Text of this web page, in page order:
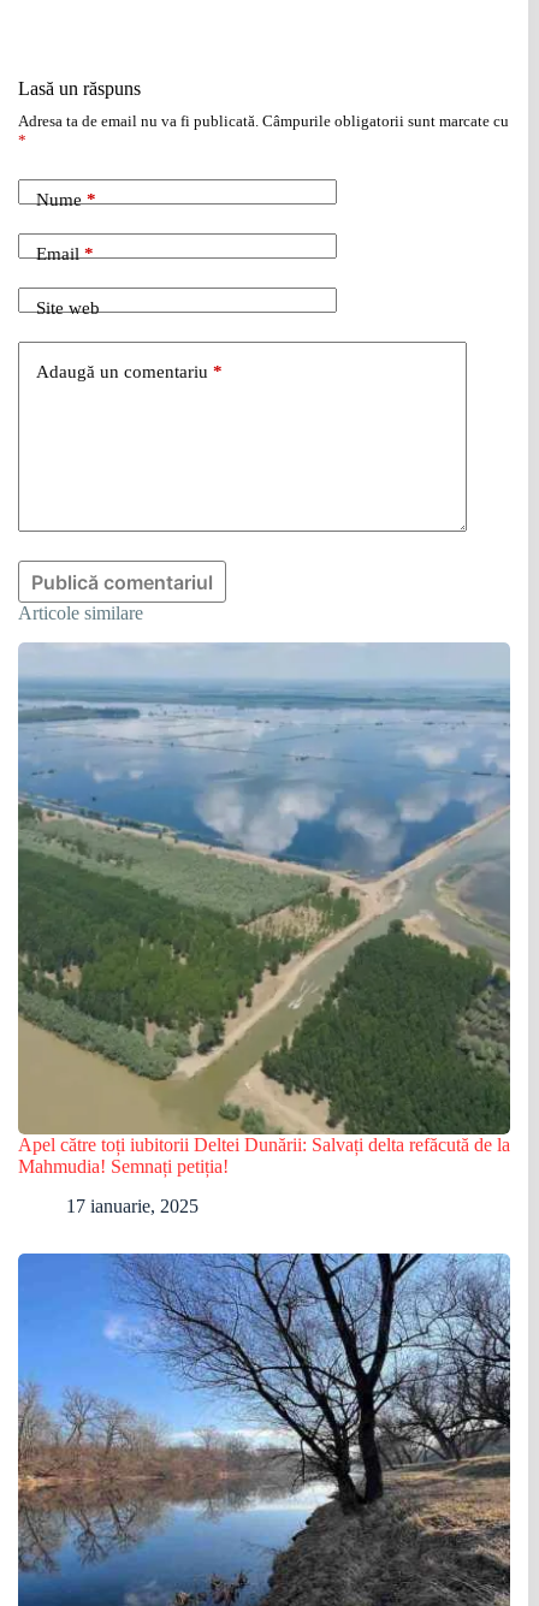
Lasă un răspuns
Adresa ta de email nu va fi publicată. Câmpurile obligatorii sunt marcate cu
*
Nume*
Email*
Site web
Adaugă un comentariu *
Publică comentariul
Articole similare
Apel către toți iubitorii Deltei Dunării: Salvați delta refăcută de la
Mahmudia! Semnați petiția!
17 ianuarie, 2025